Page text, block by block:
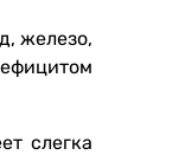
железо,
слегка